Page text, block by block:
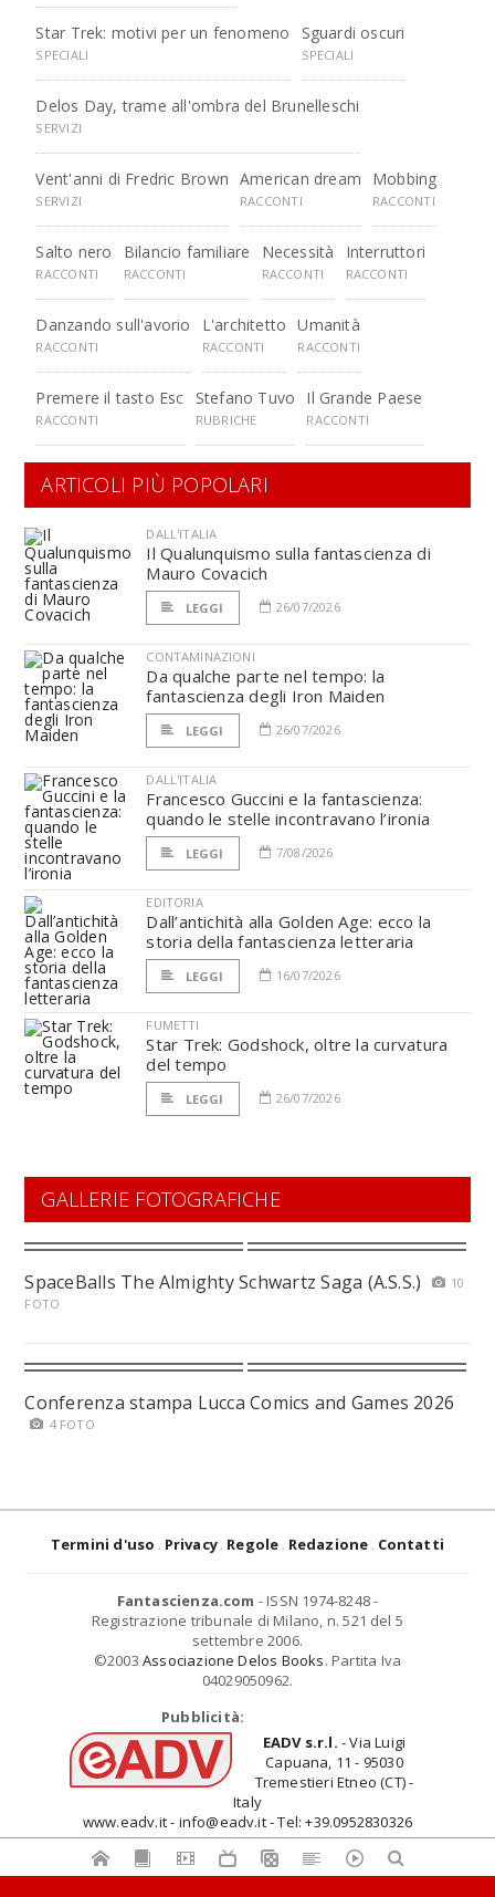
Star Trek: motivi per un fenomeno
SPECIALI
Sguardi oscuri
SPECIALI
Delos Day, trame all'ombra del Brunelleschi
SERVIZI
Vent'anni di Fredric Brown
SERVIZI
American dream
RACCONTI
Mobbing
RACCONTI
Salto nero
RACCONTI
Bilancio familiare
RACCONTI
Necessità
RACCONTI
Interruttori
RACCONTI
Danzando sull'avorio
RACCONTI
L'architetto
RACCONTI
Umanità
RACCONTI
Premere il tasto Esc
RACCONTI
Stefano Tuvo
RUBRICHE
Il Grande Paese
RACCONTI
ARTICOLI PIÙ POPOLARI
DALL'ITALIA
Il Qualunquismo sulla fantascienza di
Mauro Covacich
LEGGI 26/07/2026
CONTAMINAZIONI
Da qualche parte nel tempo: la
fantascienza degli Iron Maiden
LEGGI 26/07/2026
DALL'ITALIA
Francesco Guccini e la fantascienza:
quando le stelle incontravano l’ironia
LEGGI 7/08/2026
EDITORIA
Dall’antichità alla Golden Age: ecco la
storia della fantascienza letteraria
LEGGI 16/07/2026
FUMETTI
Star Trek: Godshock, oltre la curvatura
del tempo
LEGGI 26/07/2026
GALLERIE FOTOGRAFICHE
SpaceBalls The Almighty Schwartz Saga (A.S.S.)
10
FOTO
Conferenza stampa Lucca Comics and Games 2026
4 FOTO
Termini d'uso Privacy Regole Redazione Contatti
Fantascienza.com - ISSN 1974-8248 -
Registrazione tribunale di Milano, n. 521 del 5
settembre 2006.
©2003 Associazione Delos Books. Partita Iva
04029050962.
Pubblicità:
EADV s.r.l. - Via Luigi
Capuana, 11 - 95030
Tremestieri Etneo (CT) -
Italy
www.eadv.it - info@eadv.it - Tel: +39.0952830326